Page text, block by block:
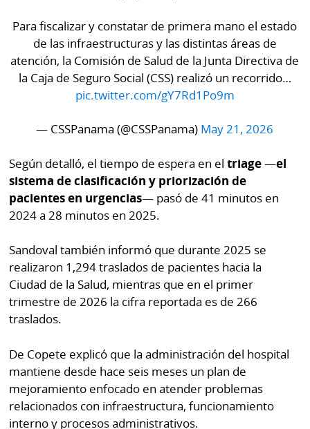
Para fiscalizar y constatar de primera mano el estado
de las infraestructuras y las distintas áreas de
atención, la Comisión de Salud de la Junta Directiva de
la Caja de Seguro Social (CSS) realizó un recorrido…
pic.twitter.com/gY7Rd1Po9m
— CSSPanama (@CSSPanama) May 21, 2026
Según detalló, el tiempo de espera en eltriage—el
sistema de clasificación y priorización de
pacientes en urgencias— pasó de 41 minutos en
2024 a 28 minutos en 2025.
Sandoval también informó que durante 2025 se
realizaron 1,294 traslados de pacientes hacia la
Ciudad de la Salud, mientras que en el primer
trimestre de 2026 la cifra reportada es de 266
traslados.
De Copete explicó que la administración del hospital
mantiene desde hace seis meses un plan de
mejoramiento enfocado en atender problemas
relacionados con infraestructura, funcionamiento
interno y procesos administrativos.